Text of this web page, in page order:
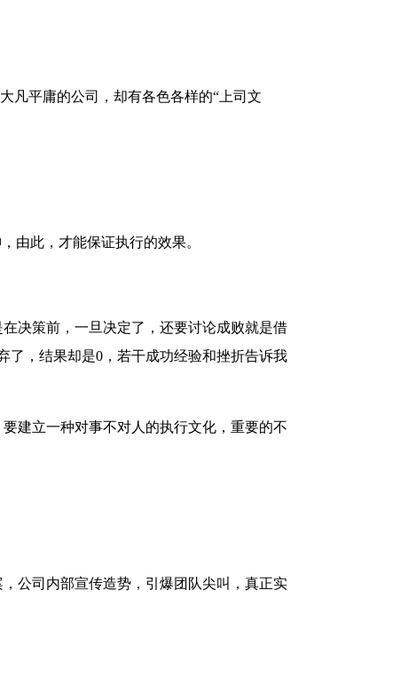
凡平庸的公司，却有各色各样的“上司文
由此，才能保证执行的效果。
决策前，一旦决定了，还要讨论成败就是借
了，结果却是0，若干成功经验和挫折告诉我
建立一种对事不对人的执行文化，重要的不
公司内部宣传造势，引爆团队尖叫，真正实